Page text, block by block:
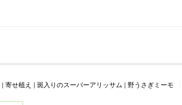
| 寄せ植え | 斑入りのスーパーアリッサム | 野うさぎミーモ